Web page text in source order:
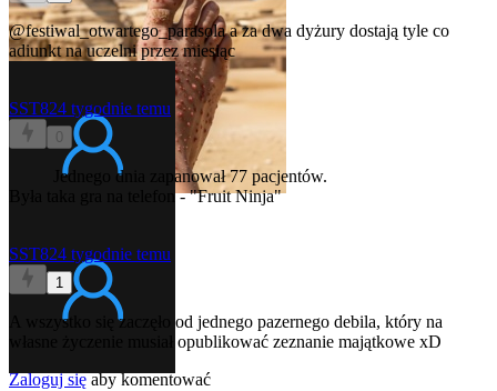
@festiwal_otwartego_parasolaa za dwa dyżury dostają tyle co
adiunkt na uczelni przez miesiąc
SST824 tygodnie temu
0
Jednego dnia zapanował 77 pacjentów.
Była taka gra na telefon - "Fruit Ninja"
SST824 tygodnie temu
1
A wszystko się zaczęło od jednego pazernego debila, który na
własne życzenie musiał opublikować zeznanie majątkowe xD
Zaloguj sięaby komentować